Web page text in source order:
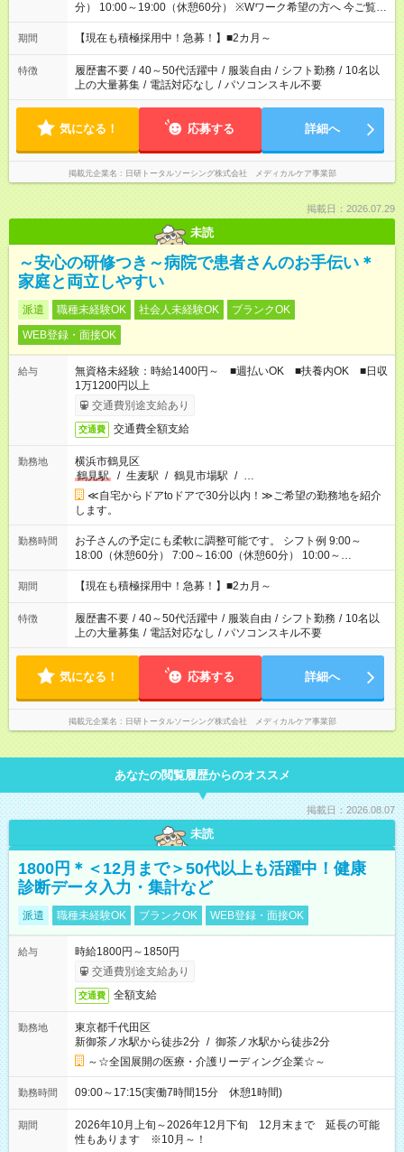
分） 10:00～19:00（休憩60分） ※Wワーク希望の方へ 今ご覧の
お仕事で希望する勤務時間と、もう1つのお仕事の勤務時間の合
計が 週40時間を超えなければOKです。
期間 【現在も積極採用中！急募！】■2カ月～
特徴 履歴書不要 / 40～50代活躍中 / 服装自由 / シフト勤務 / 10名以
上の大量募集 / 電話対応なし / パソコンスキル不要
気になる！ 応募する 詳細へ
掲載元企業名 日研トータルソーシング株式会社 メディカルケア事業部
掲載日：2026.07.29
未読
～安心の研修つき～病院で患者さんのお手伝い＊
家庭と両立しやすい
派遣 職種未経験OK 社会人未経験OK
ブランクOK
WEB登録・面接OK
給与
無資格未経験：時給1400円～ ■週払いOK ■扶養内OK ■日収
1万1200円以上
交通費別途支給あり
交通費 交通費全額支給
勤務地
横浜市鶴見区
鶴見駅
/ 生麦駅 / 鶴見市場駅 / …
≪自宅からドアtoドアで30分以内！≫ご希望の勤務地を紹介
します。
勤務時間
お子さんの予定にも柔軟に調整可能です。 シフト例 9:00～
18:00（休憩60分） 7:00～16:00（休憩60分） 10:00～
19:00（休憩60分） ※Wワーク希望の方へ 今ご覧のお仕事で希
望する勤務時間と、もう1つのお仕事の勤務時間の合計が 週40
期間 【現在も積極採用中！急募！】■2カ月～
特徴 履歴書不要 / 40～50代活躍中 / 服装自由 / シフト勤務 / 10名以
上の大量募集 / 電話対応なし / パソコンスキル不要
気になる！ 応募する 詳細へ
掲載元企業名 日研トータルソーシング株式会社 メディカルケア事業部
あなたの閲覧履歴からのオススメ
掲載日：2026.08.07
未読
1800円＊＜12月まで＞50代以上も活躍中！健康
診断データ入力・集計など
派遣 職種未経験OK ブランクOK WEB登録・面接OK
給与
時給1800円～1850円
交通費別途支給あり
交通費 全額支給
勤務地
東京都千代田区
新御茶ノ水駅から徒歩2分 / 御茶ノ水駅から徒歩2分
～☆全国展開の医療・介護リーディング企業☆～
勤務時間 09:00～17:15(実働7時間15分 休憩1時間)
期間
2026年10月上旬～2026年12月下旬 12月末まで 延長の可能
性もあります ※10月～！